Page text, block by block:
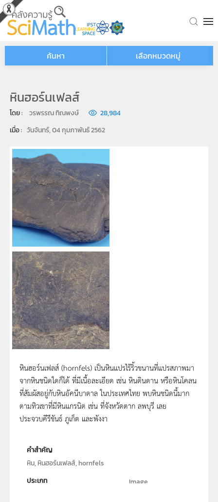
Skip to main content
ค้นหา เลือกหมวดหมู่
หินฮอร์นเฟลส์
โดย : วรพรรณ ทิณพงษ์
28,984
เมื่อ : วันจันทร์, 04 กุมภาพันธ์ 2562
หินฮอร์นเฟลส์ (hornfels) เป็นหินแปรไร้ริ้วขนานที่แปรสภาพมา
จากหินชนิดใดก็ได้ ที่มีเนื้อละเอียด เช่น หินดินดาน หรือหินโคลน
ที่สัมผัสอยู่กับหินอัคนีบาดาล ในประเทศไทย พบหินชนิดนี้มาก
ตามทิวเขาที่มีหินแกรนิต เช่น ที่จังหวัดตาก ลพบุรี เลย
ประจวบคีรีขันธ์ ภูเก็ต และพังงา
คำสำคัญ
หิน, หินฮอร์นเฟลส์, hornfels
ประเภท
Image